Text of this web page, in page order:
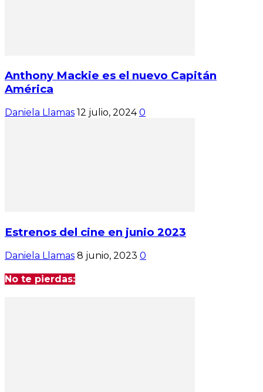
Anthony Mackie es el nuevo Capitán
América
Daniela Llamas 12 julio, 2024 0
Estrenos del cine en junio 2023
Daniela Llamas 8 junio, 2023 0
No te pierdas: